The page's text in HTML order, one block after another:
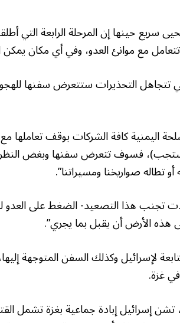
سريع حينها إن المرحلة الرابعة التي
مع موانئ العدو، وفي أي مكان يمكن
تتجاهل التحذيرات ستتعرض سفنها
كافة الشركات بوقف تعاملها مع
(تستجب)، فسوف تتعرض سفنها وبغض
صواريخنا ومسيراتنا”.
تجنب هذا التصعيد- الضغط على
هذه الأرض أن يقبل بما يجري”.
لإسرائيل وكذلك السفن المتوجهة
غزة.
ومنذ السابع من أكتوبر/تشرين الأول 2023، تشن إسرائيل إبادة جماعية بغزة